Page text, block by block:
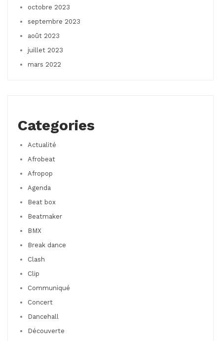
octobre 2023
septembre 2023
août 2023
juillet 2023
mars 2022
Categories
Actualité
Afrobeat
Afropop
Agenda
Beat box
Beatmaker
BMX
Break dance
Clash
Clip
Communiqué
Concert
Dancehall
Découverte